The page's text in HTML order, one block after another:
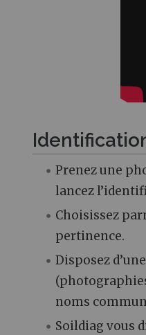
Prenez une
lancez
Choisissez
pertinence.
Disposez
noms
Soildiag vous